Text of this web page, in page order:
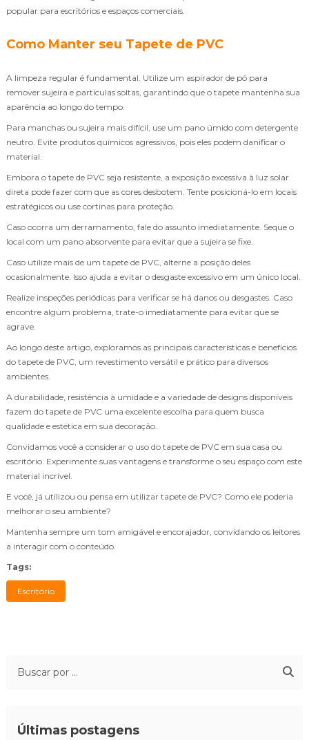
popular para escritórios e espaços comerciais.
Como Manter seu Tapete de PVC
A limpeza regular é fundamental. Utilize um aspirador de pó para
remover sujeira e partículas soltas, garantindo que o tapete mantenha sua
aparência ao longo do tempo.
Para manchas ou sujeira mais difícil, use um pano úmido com detergente
neutro. Evite produtos químicos agressivos, pois eles podem danificar o
material.
Embora o tapete de PVC seja resistente, a exposição excessiva à luz solar
direta pode fazer com que as cores desbotem. Tente posicioná-lo em locais
estratégicos ou use cortinas para proteção.
Caso ocorra um derramamento, fale do assunto imediatamente. Seque o
local com um pano absorvente para evitar que a sujeira se fixe.
Caso utilize mais de um tapete de PVC, alterne a posição deles
ocasionalmente. Isso ajuda a evitar o desgaste excessivo em um único local.
Realize inspeções periódicas para verificar se há danos ou desgastes. Caso
encontre algum problema, trate-o imediatamente para evitar que se
agrave.
Ao longo deste artigo, exploramos as principais características e benefícios
do tapete de PVC, um revestimento versátil e prático para diversos
ambientes.
A durabilidade, resistência à umidade e a variedade de designs disponíveis
fazem do tapete de PVC uma excelente escolha para quem busca
qualidade e estética em sua decoração.
Convidamos você a considerar o uso do tapete de PVC em sua casa ou
escritório. Experimente suas vantagens e transforme o seu espaço com este
material incrível.
E você, já utilizou ou pensa em utilizar tapete de PVC? Como ele poderia
melhorar o seu ambiente?
Mantenha sempre um tom amigável e encorajador, convidando os leitores
a interagir com o conteúdo.
Tags:
Escritório
Últimas postagens